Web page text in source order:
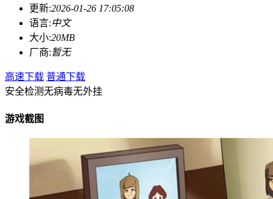
更新:2026-01-26 17:05:08
语言:中文
大小:20MB
厂商:暂无
高速下载 普通下载
安全检测无病毒无外挂
游戏截图